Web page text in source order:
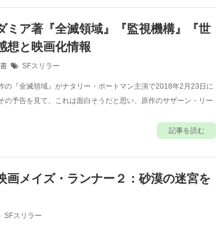
ミア著『全滅領域』『監視機構』『世
想と映画化情報
SFスリラー
『全滅領域』がナタリー・ポートマン主演で2018年2月23日に
の予告を見て、これは面白そうだと思い、原作のサザーン・リー
記事を読む
画メイズ・ランナー２：砂漠の迷宮を
SFスリラー